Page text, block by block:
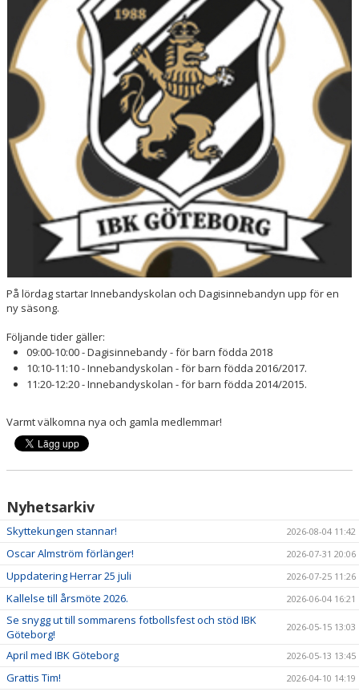
DOKUMENT
SPORTRÅD
SOCIALT RÅD
På lördag startar Innebandyskolan och Dagisinnebandyn upp för en
ny säsong.
Följande tider gäller:
09:00-10:00 - Dagisinnebandy - för barn födda 2018
10:10-11:10 - Innebandyskolan - för barn födda 2016/2017.
11:20-12:20 - Innebandyskolan - för barn födda 2014/2015.
Varmt välkomna nya och gamla medlemmar!
Nyhetsarkiv
Skyttekungen stannar! 2026-08-04 11:42
Oscar Almström förlänger! 2026-07-31 20:06
Uppdatering Herrar 25 juli 2026-07-25 11:26
Kallelse till årsmöte 2026. 2026-06-04 16:21
Se snygg ut till sommarens fotbollsfest och stöd IBK
Göteborg!
2026-05-15 13:03
April med IBK Göteborg 2026-05-13 13:45
Grattis Tim! 2026-04-10 14:19